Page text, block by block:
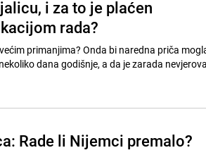
i za to je plaćen
rada?
primanjima? Onda bi naredna priča
dana godišnje, a da je zarada
Rade li Nijemci premalo?